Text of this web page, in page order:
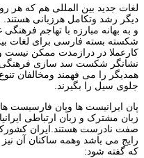
لغات جدید بین المللی هم که هر
دیگر رشد وتکامل هرزبانی
و به بهانه مبارزه با تهاجم
شکسته بسته فارسی برای لغات
کارعملا در درازمدت ممکن نیست
نشانگر شکست سد سازی
همدیگر را می فهمند ومخالفان
جلوی سیل را بگیرند.
پان ایرانیست ها وپان فارسیست
زبان مشترک و زبان ارتباطی
صفت نادرست هستند.ایران
رایج می باشد وهمه ساکنان آن
که گفته شود: